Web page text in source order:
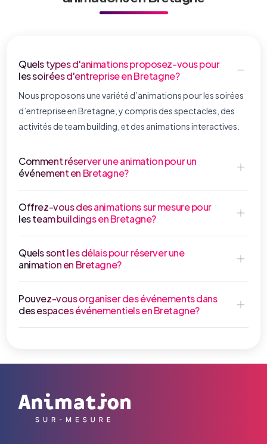
Quels types d'animations proposez-vous pour
les soirées d'entreprise en Bretagne?
Nous proposons une variété d’animations pour les soirées
d’entreprise en Bretagne, y compris des spectacles, des
activités de team building, et des animations interactives.
Comment réserver une animation pour un
événement en Bretagne?
Offrez-vous des animations sur mesure pour
les team buildings en Bretagne?
Quels sont les délais pour réserver une
animation en Bretagne?
Pouvez-vous organiser des événements dans
des espaces événementiels en Bretagne?